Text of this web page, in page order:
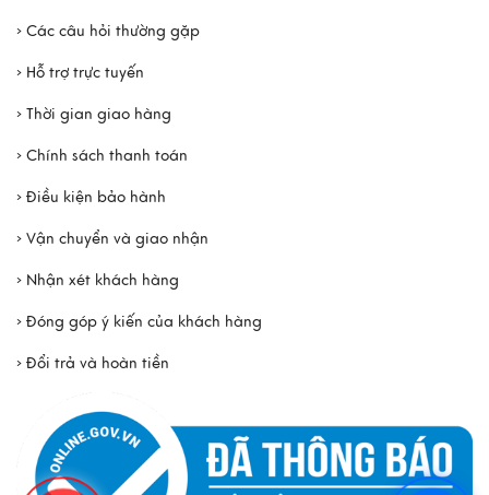
› Các câu hỏi thường gặp
› Hỗ trợ trực tuyến
› Thời gian giao hàng
› Chính sách thanh toán
› Điều kiện bảo hành
› Vận chuyển và giao nhận
› Nhận xét khách hàng
› Đóng góp ý kiến của khách hàng
› Đổi trả và hoàn tiền